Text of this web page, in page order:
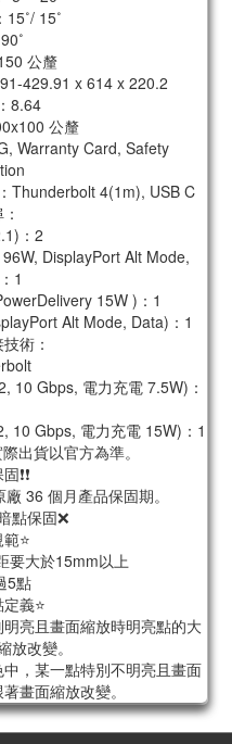
15˚
公釐
429.91 x 614 x 220.2
8.64
公釐
Warranty Card, Safety
­Thunderbolt 4(1m), USB C
：2
DisplayPort Alt Mode,
1
15W )：1
Alt Mode, Data)：1
術：
10 Gbps, 電力充電 7.5W)：
10 Gbps, 電力充電 15W)：1
出貨以官方為準。
❗❗
36 個月產品保固期。
點保固❌
⭐
要大於15mm以上
5點
義⭐
亮且畫面縮放時明亮點的大
放改變。
，某一點特別不明亮且畫面
畫面縮放改變。